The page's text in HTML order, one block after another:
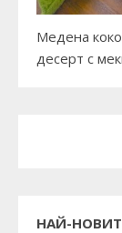
Медена
десерт с
НАЙ-